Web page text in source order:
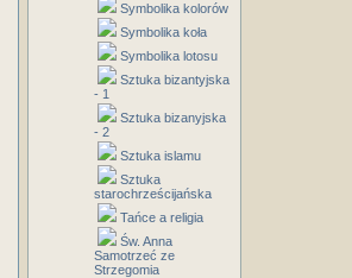
Symbolika kolorów
Symbolika koła
Symbolika lotosu
Sztuka bizantyjska
- 1
Sztuka bizanyjska
- 2
Sztuka islamu
Sztuka
starochrześcijańska
Tańce a religia
Św. Anna
Samotrzeć ze
Strzegomia